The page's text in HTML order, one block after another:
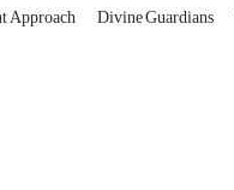
Approach Divine Guardians